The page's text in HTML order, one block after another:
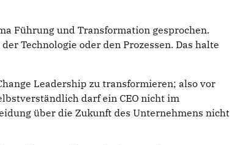
Führung und Transformation gesprochen.
Technologie oder den Prozessen. Das halte
Leadership zu transformieren; also vor
darf ein CEO nicht im
über die Zukunft des Unternehmens nicht